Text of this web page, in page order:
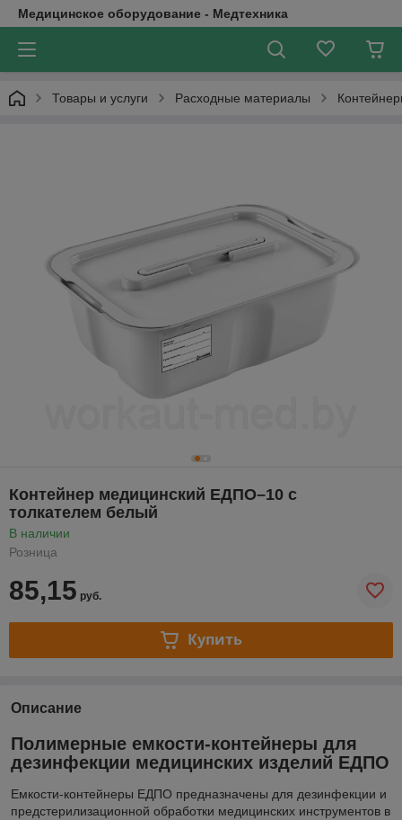
Медицинское оборудование - Медтехника
Товары и услуги Расходные материалы
Контейнер медицинский ЕДПО–10 с
толкателем белый
В наличии
Розница
85,15 руб.
Купить
Описание
Полимерные емкости-контейнеры для
дезинфекции медицинских изделий ЕДПО
Емкости-контейнеры ЕДПО предназначены для дезинфекции и
предстерилизационной обработки медицинских инструментов в